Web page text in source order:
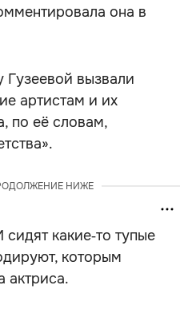
она в
Гузеевой вызвали
артистам и их
по её словам,
НИЖЕ
какие‑то тупые
которым
актриса.